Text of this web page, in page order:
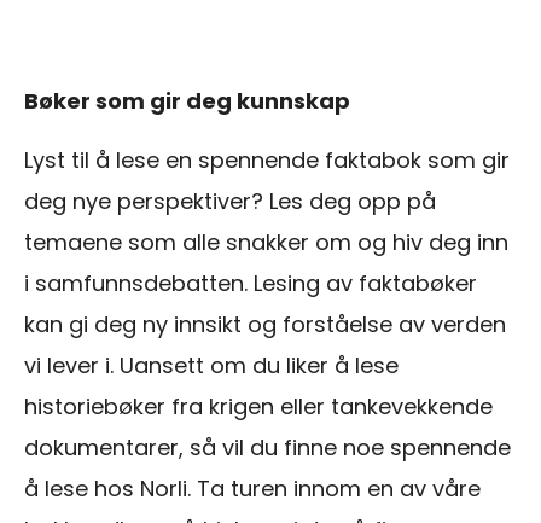
Bøker som gir deg kunnskap
Lyst til å lese en spennende faktabok som gir
deg nye perspektiver? Les deg opp på
temaene som alle snakker om og hiv deg inn
i samfunnsdebatten. Lesing av faktabøker
kan gi deg ny innsikt og forståelse av verden
vi lever i. Uansett om du liker å lese
historiebøker fra krigen eller tankevekkende
dokumentarer, så vil du finne noe spennende
å lese hos Norli. Ta turen innom en av våre